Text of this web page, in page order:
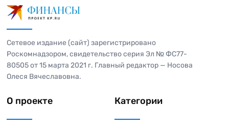
Сетевое издание (сайт) зарегистрировано
Роскомнадзором, свидетельство серия Эл № ФС77-
80505 от 15 марта 2021 г. Главный редактор — Носова
Олеся Вячеславовна.
О проекте Категории